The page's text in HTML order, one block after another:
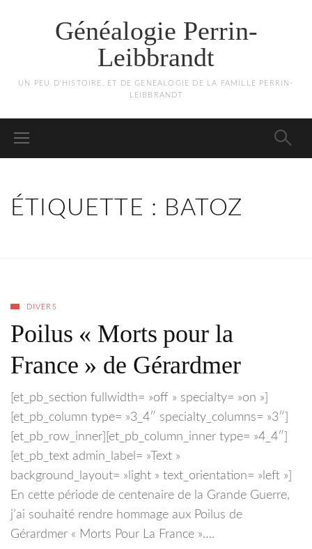
Généalogie Perrin-
Leibbrandt
UN PEU D'HISTOIRE, ET DE GENEALOGIE DE LA FAMILLE PERRIN-
LEIBBRANDT
ÉTIQUETTE : BATOZ
DIVERS
Poilus « Morts pour la
France » de Gérardmer
[et_pb_section fullwidth= »off » specialty= »on »]
[et_pb_column type= »3_4″ specialty_columns= »3″]
[et_pb_row_inner][et_pb_column_inner type= »4_4″]
[et_pb_text admin_label= »Text »
background_layout= »light » text_orientation= »left »]
En cette période de centenaire de la Grande Guerre,
j’ai souhaité rendre hommage aux Poilus de
Gérardmer « Morts Pour La France »….